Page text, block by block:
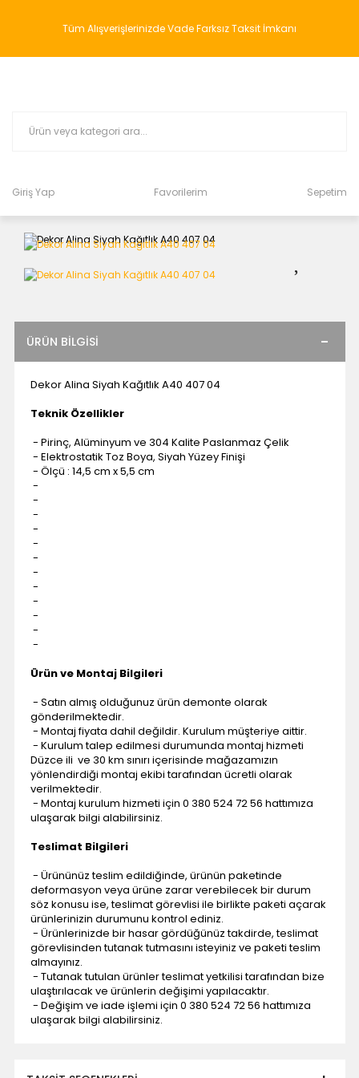
Tüm Alışverişlerinizde Vade Farksız Taksit İmkanı
Giriş Yap Favorilerim Sepetim
ÜRÜN BILGISI
Dekor Alina Siyah Kağıtlık A40 407 04
Teknik Özellikler
- Pirinç, Alüminyum ve 304 Kalite Paslanmaz Çelik
- Elektrostatik Toz Boya, Siyah Yüzey Finişi
- Ölçü : 14,5 cm x 5,5 cm
-
-
-
-
-
-
-
-
-
-
-
-
Ürün ve Montaj Bilgileri
- Satın almış olduğunuz ürün demonte olarak
gönderilmektedir.
- Montaj fiyata dahil değildir. Kurulum müşteriye aittir.
- Kurulum talep edilmesi durumunda montaj hizmeti
Düzce ili ve 30 km sınırı içerisinde mağazamızın
yönlendirdiği montaj ekibi tarafından ücretli olarak
verilmektedir.
- Montaj kurulum hizmeti için 0 380 524 72 56 hattımıza
ulaşarak bilgi alabilirsiniz.
Teslimat Bilgileri
- Ürününüz teslim edildiğinde, ürünün paketinde
deformasyon veya ürüne zarar verebilecek bir durum
söz konusu ise, teslimat görevlisi ile birlikte paketi açarak
ürünlerinizin durumunu kontrol ediniz.
- Ürünlerinizde bir hasar gördüğünüz takdirde, teslimat
görevlisinden tutanak tutmasını isteyiniz ve paketi teslim
almayınız.
- Tutanak tutulan ürünler teslimat yetkilisi tarafından bize
ulaştırılacak ve ürünlerin değişimi yapılacaktır.
- Değişim ve iade işlemi için 0 380 524 72 56 hattımıza
ulaşarak bilgi alabilirsiniz.